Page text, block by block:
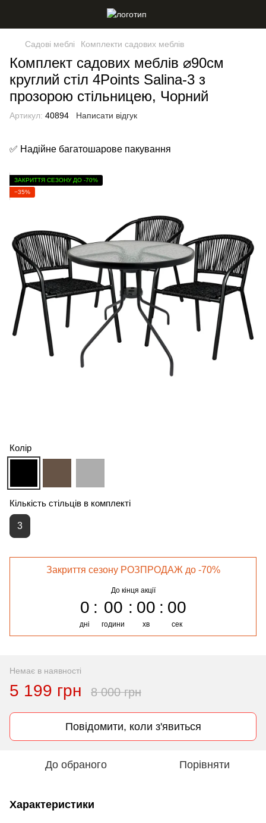
Садові меблі Комплекти садових меблів
Комплект садових меблів ⌀90см
круглий стіл 4Points Salina-3 з
прозорою стільницею, Чорний
Артикул: 40894 Написати відгук
✅ Надійне багатошарове пакування
ЗАКРИТТЯ СЕЗОНУ ДО -70%
−35%
Колір
Кількість стільців в комплекті
3
Закриття сезону РОЗПРОДАЖ до -70%
До кінця акції
0
дні
00
години
00
хв
00
сек
Немає в наявності
5 199 грн 8 000 грн
Повідомити, коли з'явиться
До обраного Порівняти
Характеристики